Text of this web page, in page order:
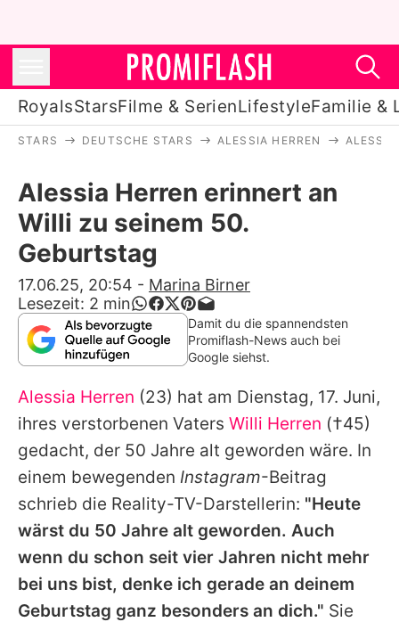
RoyalsStarsFilme & SerienLifestyleFamilie &
Stars
Filme & Serien
Lifestyle
Familie & Liebe
Promiflash Exklusiv
Alle Themen auf Promiflash
Jobs
App runterladen
Team
Redaktionelle Richtlinien
Impressum
STARS DEUTSCHE STARS ALESSIA HERREN
Alessia Herren erinnert an
Willi zu seinem 50.
Geburtstag
17.06.25, 20:54 - Marina Birner
Lesezeit: 2 min
Damit du die spannendsten
Promiflash-News auch bei
Google siehst.
Alessia Herren (23) hat am Dienstag, 17. Juni,
ihres verstorbenen Vaters Willi Herren (†45)
gedacht, der 50 Jahre alt geworden wäre. In
einem bewegenden Instagram-Beitrag
schrieb die Reality-TV-Darstellerin: "Heute
wärst du 50 Jahre alt geworden. Auch
wenn du schon seit vier Jahren nicht mehr
bei uns bist, denke ich gerade an deinem
Geburtstag ganz besonders an dich." Sie